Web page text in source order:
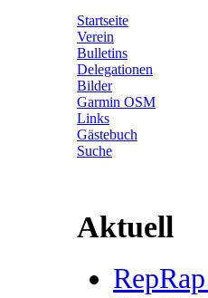
Startseite
Verein
Bulletins
Delegationen
Bilder
Garmin OSM
Links
Gästebuch
Suche
Aktuell